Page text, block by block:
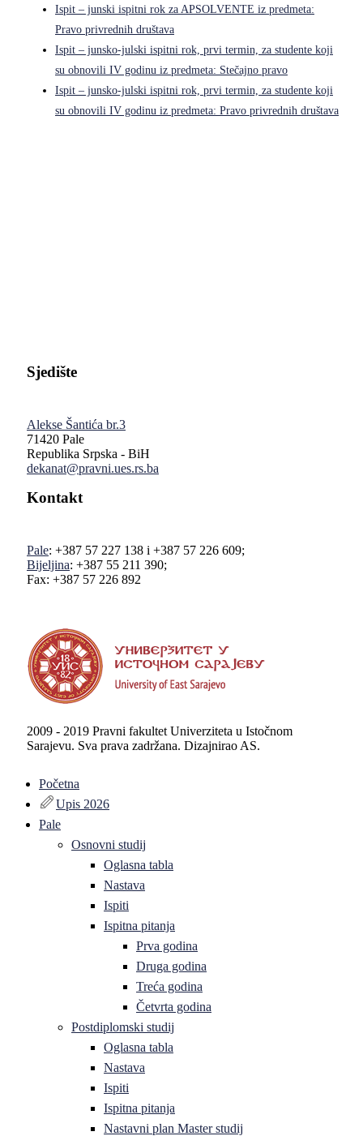
Ispit – junski ispitni rok za APSOLVENTE iz predmeta:
Pravo privrednih društava
Ispit – junsko-julski ispitni rok, prvi termin, za studente koji
su obnovili IV godinu iz predmeta: Stečajno pravo
Ispit – junsko-julski ispitni rok, prvi termin, za studente koji
su obnovili IV godinu iz predmeta: Pravo privrednih društava
Sjedište
Alekse Šantića br.3
71420 Pale
Republika Srpska - BiH
dekanat@pravni.ues.rs.ba
Kontakt
Pale: +387 57 227 138 i +387 57 226 609;
Bijeljina: +387 55 211 390;
Fax: +387 57 226 892
2009 - 2019 Pravni fakultet Univerziteta u Istočnom
Sarajevu. Sva prava zadržana. Dizajnirao AS.
Početna
Upis 2026
Pale
Osnovni studij
Oglasna tabla
Nastava
Ispiti
Ispitna pitanja
Prva godina
Druga godina
Treća godina
Četvrta godina
Postdiplomski studij
Oglasna tabla
Nastava
Ispiti
Ispitna pitanja
Nastavni plan Master studij